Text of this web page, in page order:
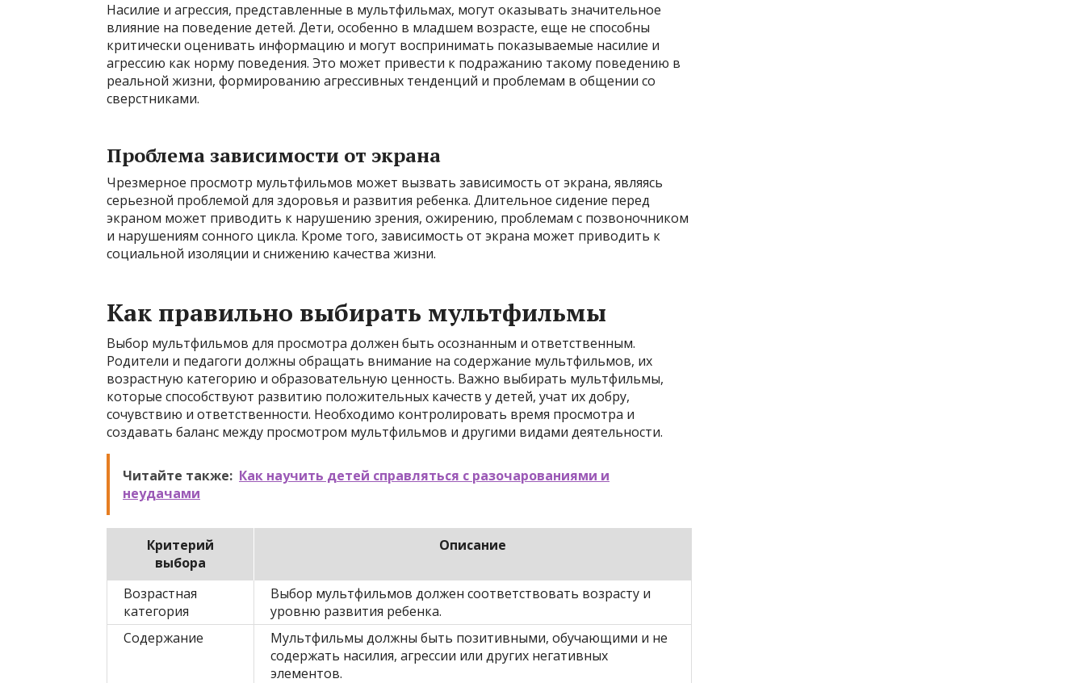
Насилие и агрессия, представленные в мультфильмах, могут оказывать значительное
влияние на поведение детей. Дети, особенно в младшем возрасте, еще не способны
критически оценивать информацию и могут воспринимать показываемые насилие и
агрессию как норму поведения. Это может привести к подражанию такому поведению в
реальной жизни, формированию агрессивных тенденций и проблемам в общении со
сверстниками.
Проблема зависимости от экрана
Чрезмерное просмотр мультфильмов может вызвать зависимость от экрана, являясь
серьезной проблемой для здоровья и развития ребенка. Длительное сидение перед
экраном может приводить к нарушению зрения, ожирению, проблемам с позвоночником
и нарушениям сонного цикла. Кроме того, зависимость от экрана может приводить к
социальной изоляции и снижению качества жизни.
Как правильно выбирать мультфильмы
Выбор мультфильмов для просмотра должен быть осознанным и ответственным.
Родители и педагоги должны обращать внимание на содержание мультфильмов, их
возрастную категорию и образовательную ценность. Важно выбирать мультфильмы,
которые способствуют развитию положительных качеств у детей, учат их добру,
сочувствию и ответственности. Необходимо контролировать время просмотра и
создавать баланс между просмотром мультфильмов и другими видами деятельности.
Читайте также: Как научить детей справляться с разочарованиями и
неудачами
Критерий
выбора
Описание
Возрастная
категория
Выбор мультфильмов должен соответствовать возрасту и
уровню развития ребенка.
Содержание
Мультфильмы должны быть позитивными, обучающими и не
содержать насилия, агрессии или других негативных
элементов.